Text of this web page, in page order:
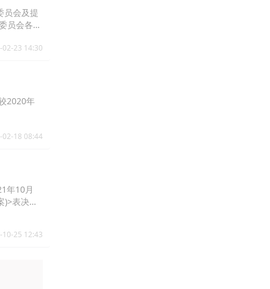
员会及提
员会各自
02-23 14:30
2020年
02-18 08:44
年10月
表决结
述资讯及
10-25 12:43